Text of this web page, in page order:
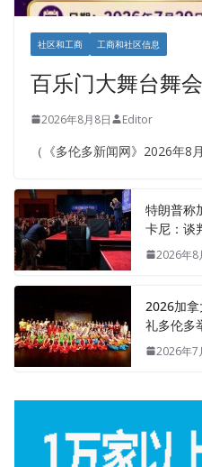
社区和工商 工商和社区信息
百乐门大舞台舞
2026年8月8日 Editor
（《多伦多新闻网》2026年8
特朗普称
卡尼：谈
2026年8
2026加
礼多伦多
2026年7